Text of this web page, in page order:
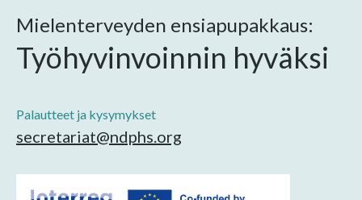
Mielenterveyden ensiapupakkaus:
Työhyvinvoinnin hyväksi
Palautteet ja kysymykset
secretariat@ndphs.org